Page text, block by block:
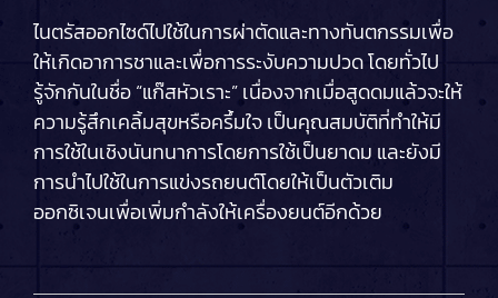
ไนตรัสออกไซด์ไปใช้ในการผ่าตัดและทางทันตกรรมเพื่อ
ให้เกิดอาการชาและเพื่อการระงับความปวด โดยทั่วไป
รู้จักกันในชื่อ “แก๊สหัวเราะ” เนื่องจากเมื่อสูดดมแล้วจะให้
ความรู้สึกเคลิ้มสุขหรือครึ้มใจ เป็นคุณสมบัติที่ทำให้มี
การใช้ในเชิงนันทนาการโดยการใช้เป็นยาดม และยังมี
การนำไปใช้ในการแข่งรถยนต์โดยให้เป็นตัวเติม
ออกซิเจนเพื่อเพิ่มกำลังให้เครื่องยนต์อีกด้วย